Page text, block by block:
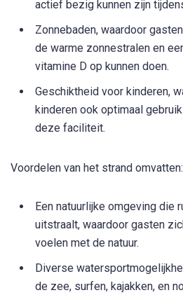
actief bezig kunnen zijn
Zonnebaden, waardoor
de warme zonnestralen en
vitamine D op kunnen doen.
Geschiktheid voor kinderen,
kinderen ook optimaal
deze faciliteit.
Voordelen van het strand omvatten:
Een natuurlijke omgeving die
uitstraalt, waardoor gasten
voelen met de natuur.
Diverse
de zee, surfen, kajakken, en